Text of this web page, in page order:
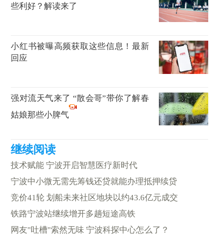
些利好？解读来了
小红书被曝高频获取这些信息！最新
回应
强对流天气来了 “散会哥”带你了解春
姑娘那些小脾气
技术赋能 宁波开启智慧医疗新时代
宁波中小微无需先筹钱还贷就能办理抵押续贷
竞价41轮 划船未来社区地块以约43.6亿元成交
铁路宁波站继续增开多趟短途高铁
网友"吐槽"索然无味 宁波科探中心怎么了？